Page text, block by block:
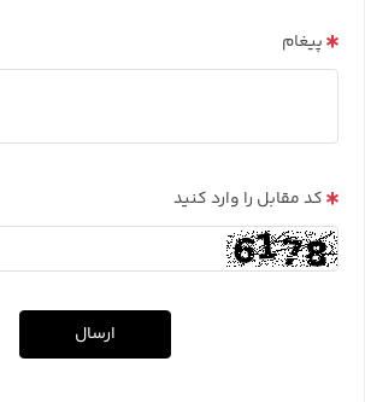
پیغام
کد مقابل را وارد کنید
ارسال